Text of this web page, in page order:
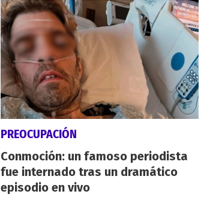
PREOCUPACIÓN
Conmoción: un famoso periodista
fue internado tras un dramático
episodio en vivo